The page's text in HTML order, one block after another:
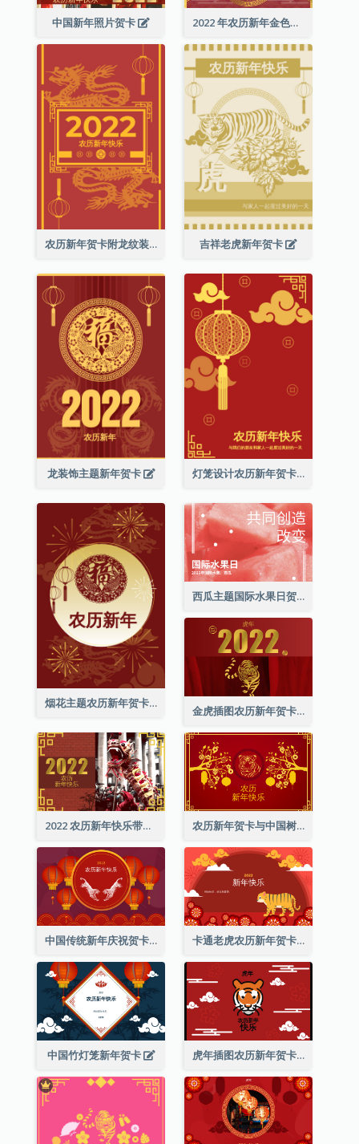
中国新年照片贺卡 2022 年农历新年金色贺卡
农历新年贺卡附龙纹装饰 吉祥老虎新年贺卡
龙装饰主题新年贺卡 灯笼设计农历新年贺卡
烟花主题农历新年贺卡
西瓜主题国际水果日贺卡
金虎插图农历新年贺卡
2022 农历新年快乐带照片贺卡 农历新年贺卡与中国树插图
中国传统新年庆祝贺卡 卡通老虎农历新年贺卡
中国竹灯笼新年贺卡 虎年插图农历新年贺卡